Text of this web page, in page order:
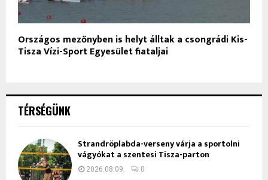
Országos mezőnyben is helyt álltak a csongrádi Kis-
Tisza Vízi-Sport Egyesület fiataljai
TÉRSÉGÜNK
Strandröplabda-verseny várja a sportolni
vágyókat a szentesi Tisza-parton
2026.08.09. 0